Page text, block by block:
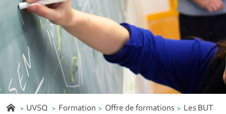
UVSQ Formation Offre de formations Les BUT